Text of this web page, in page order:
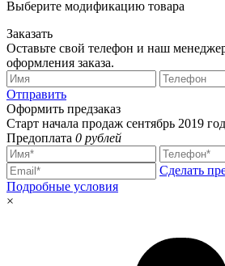
Выберите модификацию товара
Заказать
Оставьте свой телефон и наш
оформления заказа.
Отправить
Оформить предзаказ
Старт начала продаж сентябрь 2019
Предоплата 0 рублей
Сделать
Подробные условия
×